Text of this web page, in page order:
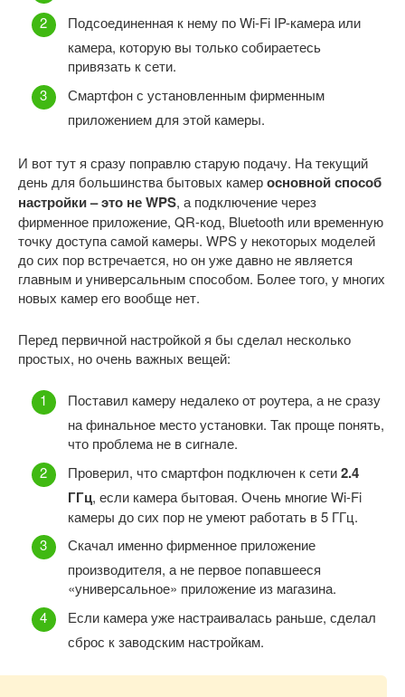
Подсоединенная к нему по Wi-Fi IP-камера или
камера, которую вы только собираетесь
привязать к сети.
Смартфон с установленным фирменным
приложением для этой камеры.
И вот тут я сразу поправлю старую подачу. На текущий
день для большинства бытовых камеросновной способ
настройки – это не WPS, а подключение через
фирменное приложение, QR-код, Bluetooth или временную
точку доступа самой камеры. WPS у некоторых моделей
до сих пор встречается, но он уже давно не является
главным и универсальным способом. Более того, у многих
новых камер его вообще нет.
Перед первичной настройкой я бы сделал несколько
простых, но очень важных вещей:
Поставил камеру недалеко от роутера, а не сразу
на финальное место установки. Так проще понять,
что проблема не в сигнале.
Проверил, что смартфон подключен к сети2.4
ГГц, если камера бытовая. Очень многие Wi-Fi
камеры до сих пор не умеют работать в 5 ГГц.
Скачал именно фирменное приложение
производителя, а не первое попавшееся
«универсальное» приложение из магазина.
Если камера уже настраивалась раньше, сделал
сброс к заводским настройкам.